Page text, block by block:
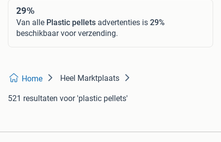
29%
Van alle Plastic pellets advertenties is 29%
beschikbaar voor verzending.
Home Heel Marktplaats
521 resultaten voor 'plastic pellets'